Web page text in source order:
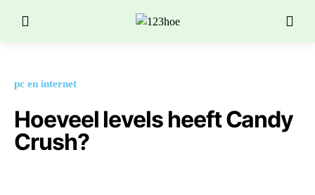
pc en internet
Hoeveel levels heeft Candy
Crush?